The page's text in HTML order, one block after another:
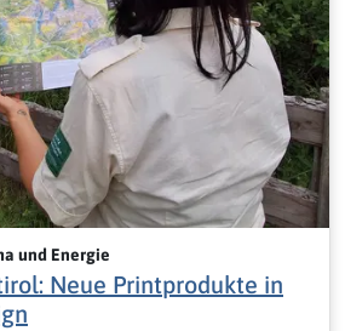
und Energie
Neue Printprodukte in